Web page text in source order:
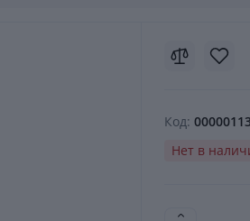
Код: 00000113
Нет в